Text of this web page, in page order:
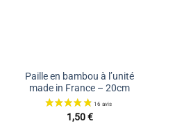
Paille en bambou à l’unité
made in France – 20cm
1,50€